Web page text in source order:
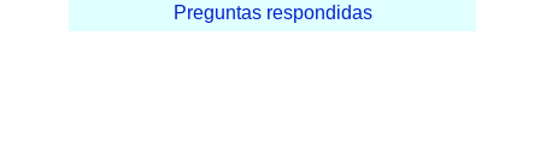
Preguntas respondidas